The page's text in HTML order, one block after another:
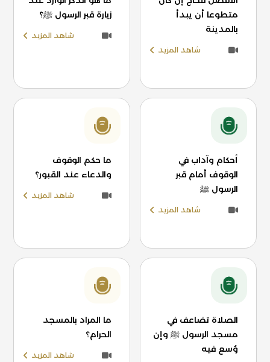
متطوعا أن يبدأ
بالمدينة
شاهد المزيد
زيارة قبر الرسول ﷺ؟
شاهد المزيد
أحكام وآداب في
الوقوف أمام قبر
الرسول ﷺ
شاهد المزيد
ما حكم الوقوف
والدعاء عند القبور؟
شاهد المزيد
الصلاة تضاعف في
مسجد الرسول ﷺ وإن
وُسع فيه
ما المراد بالمسجد
الحرام؟
شاهد المزيد